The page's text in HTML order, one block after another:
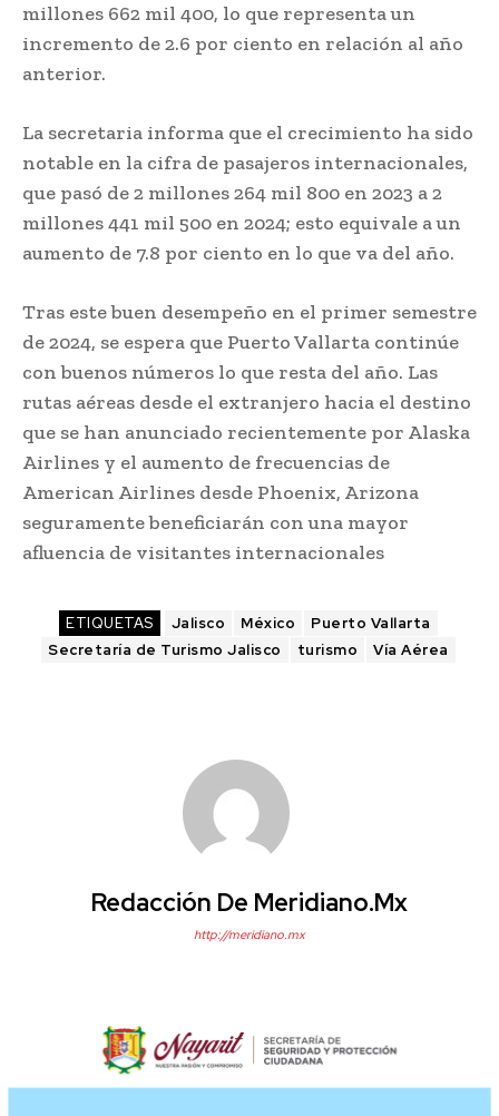
millones 662 mil 400, lo que representa un
incremento de 2.6 por ciento en relación al año
anterior.
La secretaria informa que el crecimiento ha sido
notable en la cifra de pasajeros internacionales,
que pasó de 2 millones 264 mil 800 en 2023 a 2
millones 441 mil 500 en 2024; esto equivale a un
aumento de 7.8 por ciento en lo que va del año.
Tras este buen desempeño en el primer semestre
de 2024, se espera que Puerto Vallarta continúe
con buenos números lo que resta del año. Las
rutas aéreas desde el extranjero hacia el destino
que se han anunciado recientemente por Alaska
Airlines y el aumento de frecuencias de
American Airlines desde Phoenix, Arizona
seguramente beneficiarán con una mayor
afluencia de visitantes internacionales
ETIQUETAS Jalisco México
Puerto Vallarta
Secretaría de Turismo Jalisco
turismo Vía Aérea
Redacción De Meridiano.mx
http://meridiano.mx